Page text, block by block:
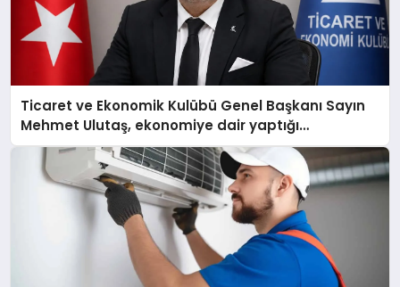
Ticaret ve Ekonomik Kulübü Genel Başkanı Sayın
Mehmet Ulutaş, ekonomiye dair yaptığı
açıklamada şunları kaydetti: